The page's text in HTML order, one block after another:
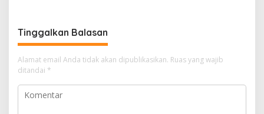
Tinggalkan Balasan
Alamat email Anda tidak akan dipublikasikan. Ruas yang wajib
ditandai *